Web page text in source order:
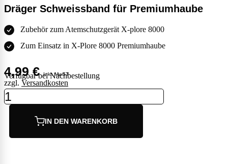
Dräger Schweissband für Premiumhaube
Zubehör zum Atemschutzgerät X-plore 8000
Zum Einsatz in X-Plore 8000 Premiumhaube
4,99€ Inkl. MwST
zzgl. Versandkosten
Verfügbar bei Nachbestellung
Dräger
Schweissband
PremiumhaubeIN DEN WARENKORB